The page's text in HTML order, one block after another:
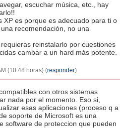
escuchar música, etc., hay
XP es porque es adecuado para ti o
recomendación, no una
reinstalarlo por cuestiones
cambar a un hard más potente.
(10:48 horas) (responder)
con otros sistemas
nada por el momento. Eso si,
esas aplicaciones (proceso q a
soporte de Microsoft es una
software de proteccion que pueden